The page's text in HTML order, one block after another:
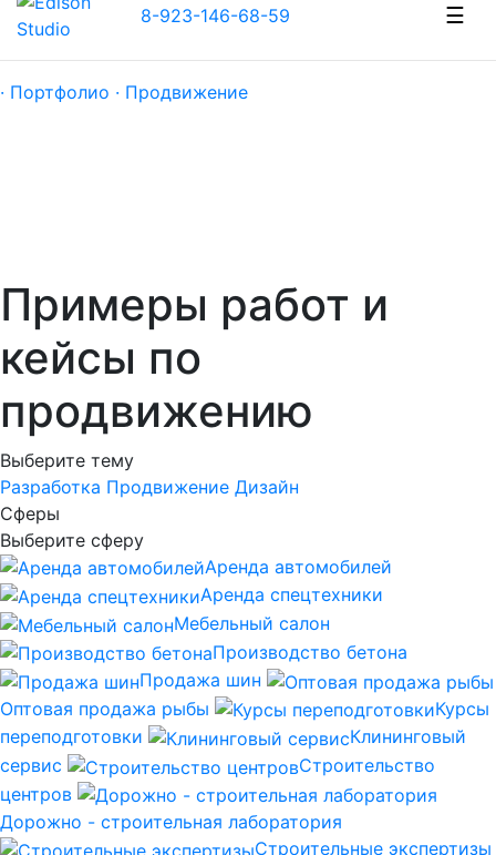
8-923-146-68-59 ☰
· Портфолио · Продвижение
Примеры работ и
кейсы по
продвижению
Выберите тему
Разработка Продвижение Дизайн
Сферы
Выберите сферу
Аренда автомобилей
Аренда спецтехники
Мебельный салон
Производство бетона
Продажа шин
Оптовая продажа рыбы
Курсы
переподготовки
Клининговый
сервис
Строительство
центров
Дорожно - строительная лаборатория
Строительные экспертизы